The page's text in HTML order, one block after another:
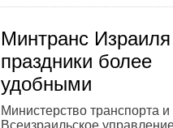
Минтранс
праздники более
удобными
Министерство транспорта и
Всеизраильское